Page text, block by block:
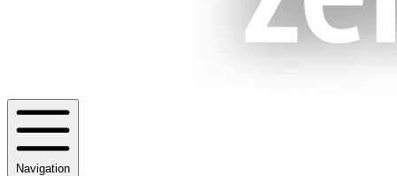
Navigation